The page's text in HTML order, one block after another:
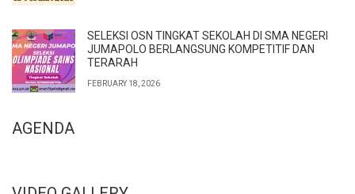
SELEKSI OSN TINGKAT SEKOLAH DI SMA NEGERI
JUMAPOLO BERLANGSUNG KOMPETITIF DAN
TERARAH
FEBRUARY 18, 2026
AGENDA